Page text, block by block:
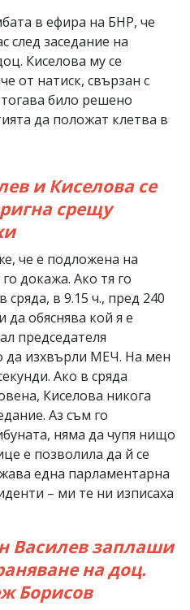
в ефира на БНР, че
след заседание на
Киселова му се
от натиск, свързан с
било решено
да положат клетва в
и Киселова се
срещу
че е подложена на
докажа. Ако тя го
сряда, в 9.15 ч., пред 240
да обяснява кой я е
председателя
да изхвърли МЕЧ. На мен
Ако в сряда
Киселова никога
Аз съм го
няма да чупя нищо
е позволила да й се
една парламентарна
– ми те ни изписаха
Василев заплаши
на доц.
Борисов